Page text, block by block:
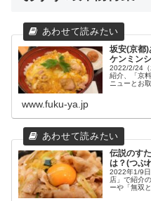
坂安(京都
ケンミン
2022/2/24（
紹介、「京
ニューとお
www.fuku-ya.jp
伝説のす
は？(つぶ
2022年1/9
店」で紹介
ーや「無双